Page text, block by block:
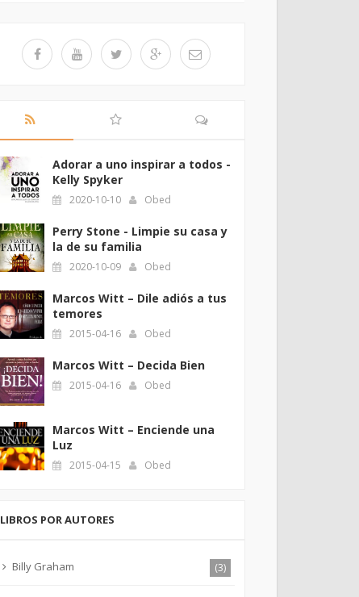
Adorar a uno inspirar a todos -
Kelly Spyker
2020-10-10 Obed
Perry Stone - Limpie su casa y
la de su familia
2020-10-09 Obed
Marcos Witt – Dile adiós a tus
temores
2015-04-16 Obed
Marcos Witt – Decida Bien
2015-04-16 Obed
Marcos Witt – Enciende una
Luz
2015-04-15 Obed
LIBROS POR AUTORES
Billy Graham (3)